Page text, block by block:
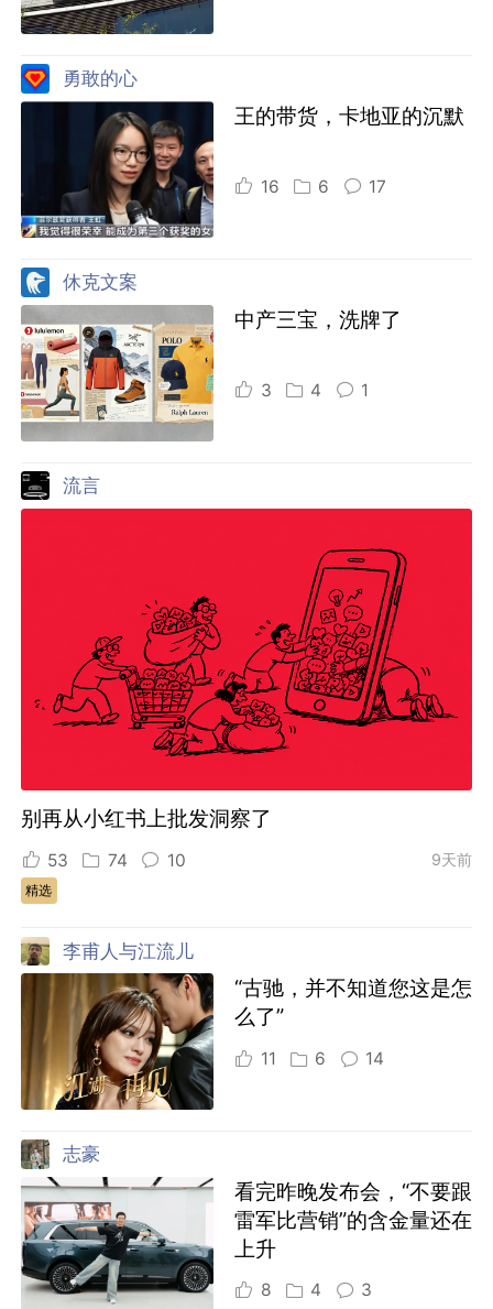
勇敢的心
王的带货，卡地亚的沉默
16 6 17
休克文案
中产三宝，洗牌了
3 4 1
流言
别再从小红书上批发洞察了
53 74 10 9天前
精选
李甫人与江流儿
“古驰，并不知道您这是怎
么了”
11 6 14
志豪
看完昨晚发布会，“不要跟
雷军比营销”的含金量还在
上升
8 4 3